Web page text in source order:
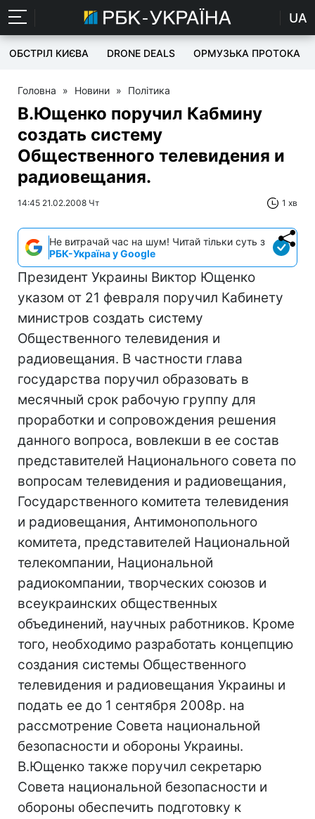
UA
ОБСТРІЛ КИЄВА DRONE DEALS ОРМУЗЬКА ПРОТОКА
Головна » Новини » Політика
В.Ющенко поручил Кабмину
создать систему
Общественного телевидения и
радиовещания.
14:45 21.02.2008 Чт 1 хв
Не витрачай час на шум! Читай тільки суть з
РБК-Україна у Google
Президент Украины Виктор Ющенко
указом от 21 февраля поручил Кабинету
министров создать систему
Общественного телевидения и
радиовещания. В частности глава
государства поручил образовать в
месячный срок рабочую группу для
проработки и сопровождения решения
данного вопроса, вовлекши в ее состав
представителей Национального совета по
вопросам телевидения и радиовещания,
Государственного комитета телевидения
и радиовещания, Антимонопольного
комитета, представителей Национальной
телекомпании, Национальной
радиокомпании, творческих союзов и
всеукраинских общественных
объединений, научных работников. Кроме
того, необходимо разработать концепцию
создания системы Общественного
телевидения и радиовещания Украины и
подать ее до 1 сентября 2008р. на
рассмотрение Совета национальной
безопасности и обороны Украины.
В.Ющенко также поручил секретарю
Совета национальной безопасности и
обороны обеспечить подготовку к